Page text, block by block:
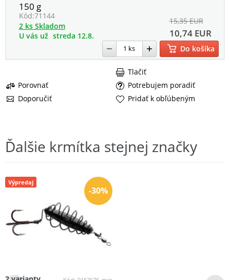
150 g
Kód:71144 15,35 EUR
10,74 EUR
2 ks Skladom
U vás už streda 12.8.
Do košíka
Porovnať
Potrebujem poradiť
Doporučiť
Tlačiť
Pridať k obľúbeným
Ďalšie krmítka stejnej značky
-30%
Výpredaj